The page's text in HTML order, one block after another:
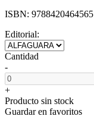
ISBN: 9788420464565
Editorial:
Cantidad
-
+
Producto sin stock
Guardar en favoritos